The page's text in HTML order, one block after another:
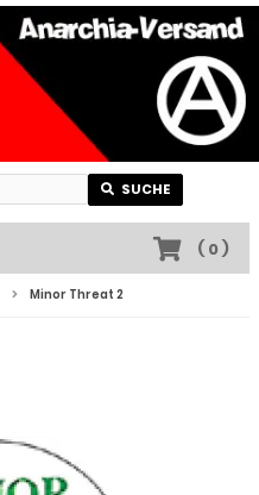
SUCHE
( 0)
Minor Threat 2